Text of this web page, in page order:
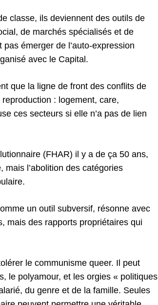
classe, ils deviennent des outils de
de marchés spécialisés et de
émerger de l’auto-expression
avec le Capital.
que la ligne de front des conflits de
: logement, care,
ces secteurs si elle n’a pas de lien
(FHAR) il y a de ça 50 ans,
mais l’abolition des catégories
un outil subversif, résonne avec
mais des rapports propriétaires qui
le communisme queer. Il peut
le polyamour, et les orgies « politiques
du genre et de la famille. Seules